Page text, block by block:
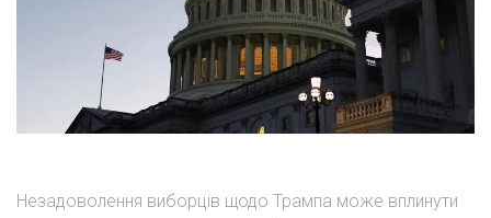
Незадоволення виборців щодо Трампа може вплинути